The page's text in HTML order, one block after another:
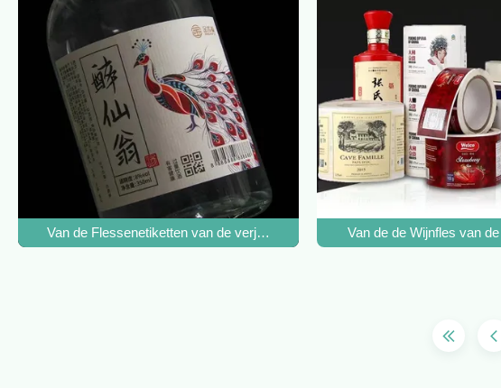
Van de Flessenetiketten van de verjaardags het Zelfklevende Wijn van de
Van de de Wijnfles van